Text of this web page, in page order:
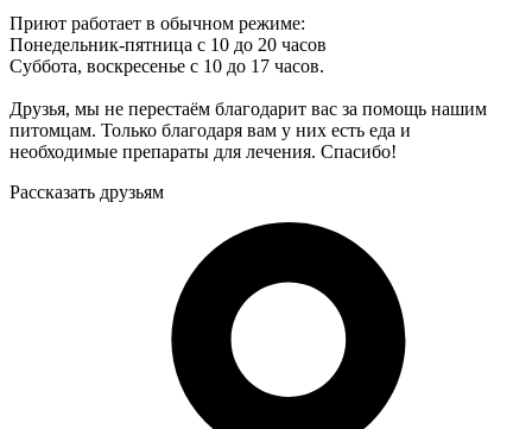
Приют работает в обычном режиме:
Понедельник-пятница с 10 до 20 часов
Суббота, воскресенье с 10 до 17 часов.
Друзья, мы не перестаём благодарит вас за помощь нашим
питомцам. Только благодаря вам у них есть еда и
необходимые препараты для лечения. Спасибо!
Рассказать друзьям